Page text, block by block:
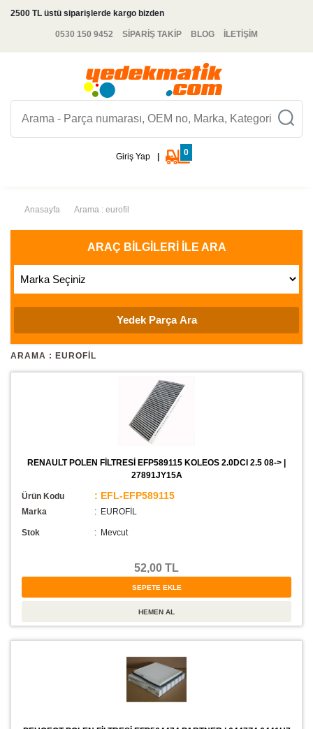
2500 TL üstü siparişlerde kargo bizden
0530 150 9452 SİPARİŞ TAKİP BLOG İLETİŞİM
Giriş Yap 0
Anasayfa Arama : eurofil
ARAÇ BILGILERI İLE ARA
ARAMA : EUROFIL
RENAULT POLEN FİLTRESİ EFP589115 KOLEOS 2.0DCI 2.5 08-> |
27891JY15A
Ürün Kodu : EFL-EFP589115
Marka : EUROFİL
Stok : Mevcut
52,00 TL